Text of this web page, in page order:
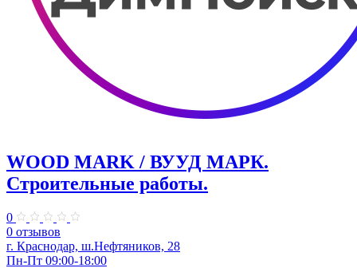
WOOD MARK / ВУУД МАРК.
Строительные работы.
0
0 отзывов
г. Краснодар, ш.Нефтяников, 28
Пн-Пт 09:00-18:00